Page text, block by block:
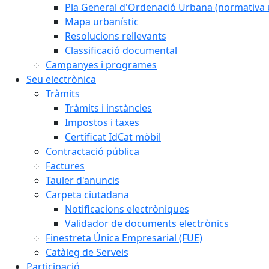
Pla General d'Ordenació Urbana (normativa
Mapa urbanístic
Resolucions rellevants
Classificació documental
Campanyes i programes
Seu electrònica
Tràmits
Tràmits i instàncies
Impostos i taxes
Certificat IdCat mòbil
Contractació pública
Factures
Tauler d'anuncis
Carpeta ciutadana
Notificacions electròniques
Validador de documents electrònics
Finestreta Única Empresarial (FUE)
Catàleg de Serveis